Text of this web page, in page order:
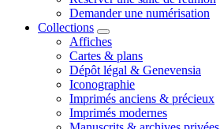
Demander une numérisation
Collections
Affiches
Cartes & plans
Dépôt légal & Genevensia
Iconographie
Imprimés anciens & précieux
Imprimés modernes